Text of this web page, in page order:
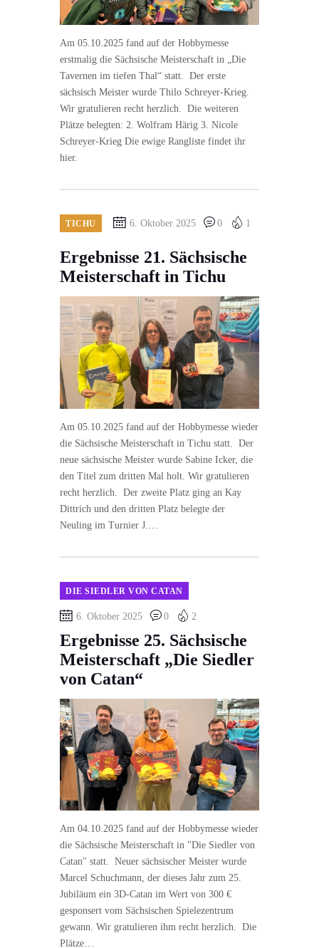
Am 05.10.2025 fand auf der Hobbymesse
erstmalig die Sächsische Meisterschaft in „Die
Tavernen im tiefen Thal“ statt. Der erste
sächsisch Meister wurde Thilo Schreyer-Krieg.
Wir gratulieren recht herzlich. Die weiteren
Plätze belegten: 2. Wolfram Härig 3. Nicole
Schreyer-Krieg Die ewige Rangliste findet ihr
hier.
TICHU 6. Oktober 2025 0 1
Ergebnisse 21. Sächsische
Meisterschaft in Tichu
Am 05.10.2025 fand auf der Hobbymesse wieder
die Sächsische Meisterschaft in Tichu statt. Der
neue sächsische Meister wurde Sabine Icker, die
den Titel zum dritten Mal holt. Wir gratulieren
recht herzlich. Der zweite Platz ging an Kay
Dittrich und den dritten Platz belegte der
Neuling im Turnier J.…
DIE SIEDLER VON CATAN
6. Oktober 2025 0 2
Ergebnisse 25. Sächsische
Meisterschaft „Die Siedler
von Catan“
Am 04.10.2025 fand auf der Hobbymesse wieder
die Sächsische Meisterschaft in "Die Siedler von
Catan" statt. Neuer sächsischer Meister wurde
Marcel Schuchmann, der dieses Jahr zum 25.
Jubiläum ein 3D-Catan im Wert von 300 €
gesponsert vom Sächsischen Spielezentrum
gewann. Wir gratulieren ihm recht herzlich. Die
Plätze…